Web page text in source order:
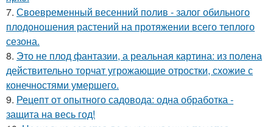
7. Своевременный весенний полив - залог обильного
плодоношения растений на протяжении всего теплого
сезона.
8. Это не плод фантазии, а реальная картина: из полена
действительно торчат угрожающие отростки, схожие с
конечностями умершего.
9. Рецепт от опытного садовода: одна обработка -
защита на весь год!